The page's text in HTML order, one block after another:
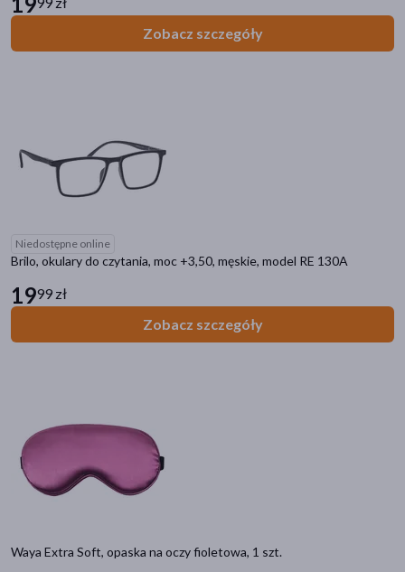
Zobacz szczegóły
Niedostępne online
Brilo, okulary do czytania, moc +3,50, męskie, model RE 130A
1999 zł
Zobacz szczegóły
Waya Extra Soft, opaska na oczy fioletowa, 1 szt.